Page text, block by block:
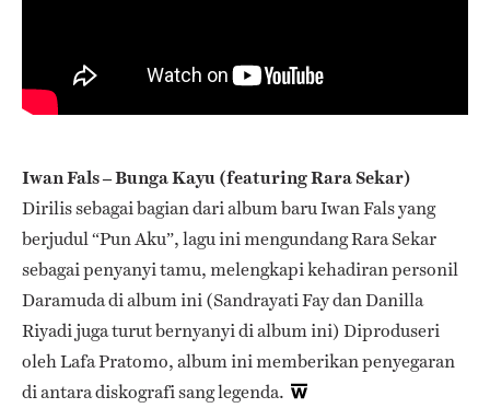
Iwan Fals – Bunga Kayu (featuring Rara Sekar)
Dirilis sebagai bagian dari album baru Iwan Fals yang
berjudul “Pun Aku”, lagu ini mengundang Rara Sekar
sebagai penyanyi tamu, melengkapi kehadiran personil
Daramuda di album ini (Sandrayati Fay dan Danilla
Riyadi juga turut bernyanyi di album ini) Diproduseri
oleh Lafa Pratomo, album ini memberikan penyegaran
di antara diskografi sang legenda.